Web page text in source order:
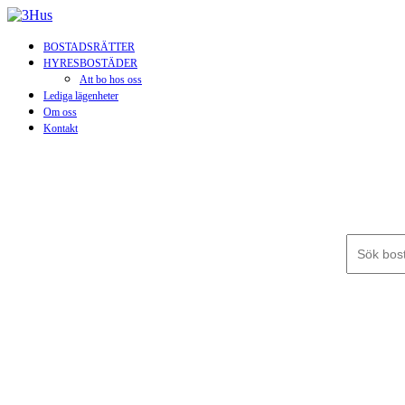
BOSTADSRÄTTER
HYRESBOSTÄDER
Att bo hos oss
Lediga lägenheter
Om oss
Kontakt